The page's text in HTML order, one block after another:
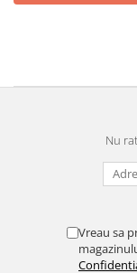
Nu
Vreau sa